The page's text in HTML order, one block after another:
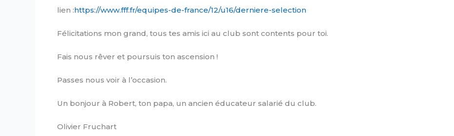
lien :https://www.fff.fr/equipes-de-france/12/u16/derniere-selection
Félicitations mon grand, tous tes amis ici au club sont contents pour toi.
Fais nous rêver et poursuis ton ascension !
Passes nous voir à l’occasion.
Un bonjour à Robert, ton papa, un ancien éducateur salarié du club.
Olivier Fruchart